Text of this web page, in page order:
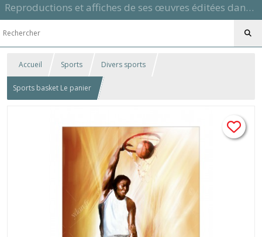
Reproductions et affiches de ses œuvres éditées dans son atelier sur papier ou toile dans différents formats et signées manuscrite
Accueil Sports Divers sports
Sports basket Le panier